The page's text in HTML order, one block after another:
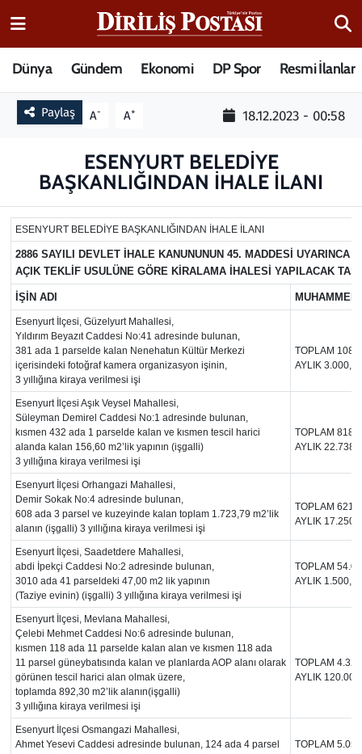
Dünya Gündem Ekonomi DP Spor Resmi İlanlar
Paylaş A- A+ 18.12.2023 - 00:58
ESENYURT BELEDİYE
BAŞKANLIĞINDAN İHALE İLANI
ESENYURT BELEDİYE BAŞKANLIĞINDAN İHALE İLANI
2886 SAYILI DEVLET İHALE KANUNUNUN 45. MADDESİ UYARINCA
AÇIK TEKLİF USULÜNE GÖRE KİRALAMA İHALESİ YAPILACAK
İŞİN ADI
Esenyurt İlçesi, Güzelyurt Mahallesi,
Yıldırım Beyazıt Caddesi No:41 adresinde bulunan,
381 ada 1 parselde kalan Nenehatun Kültür Merkezi
içerisindeki fotoğraf kamera organizasyon işinin,
3 yıllığına kiraya verilmesi işi
TOPLAM
AYLIK
Esenyurt İlçesi Aşık Veysel Mahallesi,
Süleyman Demirel Caddesi No:1 adresinde bulunan,
kısmen 432 ada 1 parselde kalan ve kısmen tescil harici
alanda kalan 156,60 m2’lik yapının (işgalli)
3 yıllığına kiraya verilmesi işi
TOPLAM
AYLIK
Esenyurt İlçesi Orhangazi Mahallesi,
Demir Sokak No:4 adresinde bulunan,
608 ada 3 parsel ve kuzeyinde kalan toplam 1.723,79 m2’lik
alanın (işgalli) 3 yıllığına kiraya verilmesi işi
TOPLAM
AYLIK
Esenyurt İlçesi, Saadetdere Mahallesi,
abdi İpekçi Caddesi No:2 adresinde bulunan,
3010 ada 41 parseldeki 47,00 m2 lik yapının
(Taziye evinin) (işgalli) 3 yıllığına kiraya verilmesi işi
TOPLAM
AYLIK
Esenyurt İlçesi, Mevlana Mahallesi,
Çelebi Mehmet Caddesi No:6 adresinde bulunan,
kısmen 118 ada 11 parselde kalan alan ve kısmen 118 ada
11 parsel güneybatısında kalan ve planlarda AOP alanı olarak
görünen tescil harici alan olmak üzere,
toplamda 892,30 m2’lik alanın(işgalli)
3 yıllığına kiraya verilmesi işi
TOPLAM
AYLIK
Esenyurt İlçesi Osmangazi Mahallesi,
Ahmet Yesevi Caddesi adresinde bulunan, 124 ada 4 parsel
TOPLAM
15 Temmuz Destanı
Analiz-Yorum
Dünya
Eğitim
Ekonomi
Elif Kuşağı
Güncel
Gündem
Haber
Kültür Sanat
Kurumsal Haberler
Lezzet Durağı
Memur ve Kamu
Otomobil
Oyun
Ramazan
Nöbetçi Eczaneler
Hava Durumu
Süper Lig Puan Durumu ve Fikstür
Tüm Manşetler
Son Dakika Haberleri
Haber Arşivi